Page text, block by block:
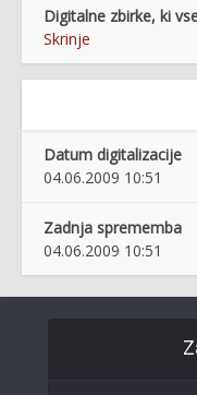
Digitalne zbirke, ki
Skrinje
Datum digitalizacije
04.06.2009 10:51
Zadnja sprememba
04.06.2009 10:51